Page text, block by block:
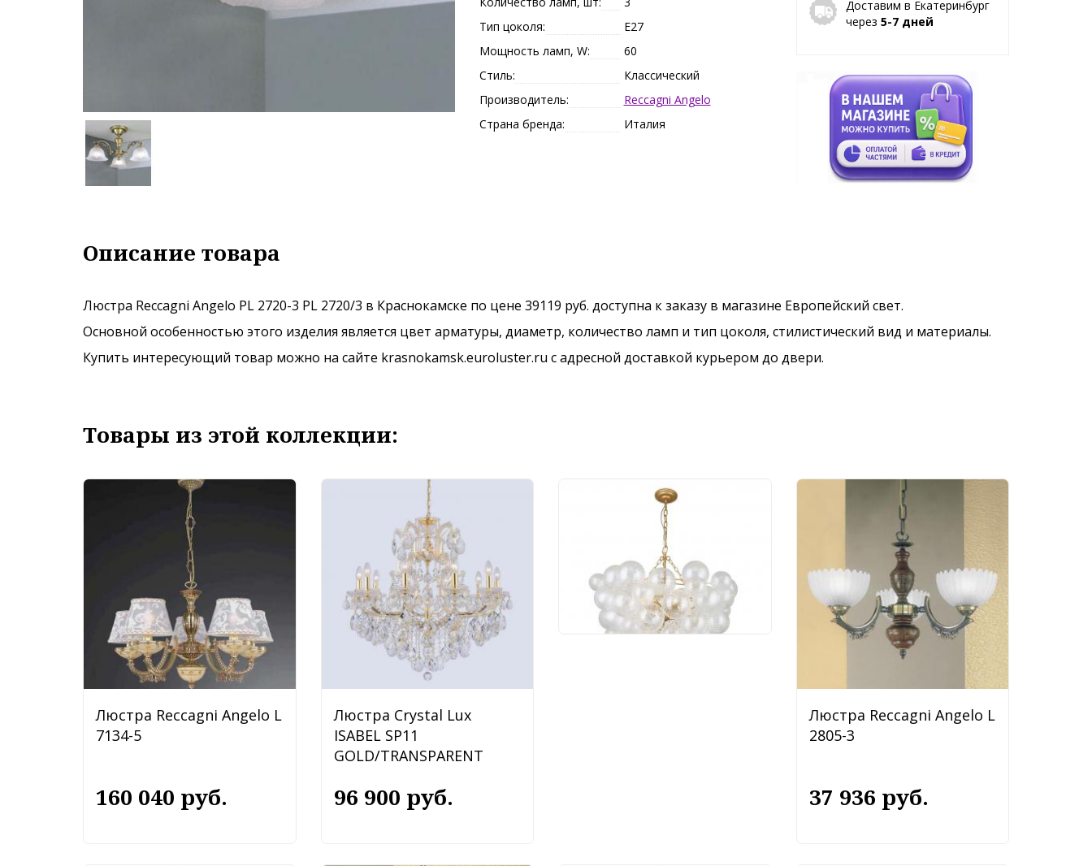
Тип цоколя:
E27
Мощность ламп, W:
60
Стиль:
Классический
Производитель:
Reccagni Angelo
Страна бренда:
Италия
Доставим в Екатеринбург
через 5-7 дней
Описание товара
Люстра Reccagni Angelo PL 2720-3 PL 2720/3 в Краснокамске по цене 39119 руб. доступна к заказу в магазине Европейский свет.
Основной особенностью этого изделия является цвет арматуры, диаметр, количество ламп и тип цоколя, стилистический вид и материалы.
Купить интересующий товар можно на сайте krasnokamsk.euroluster.ru с адресной доставкой курьером до двери.
Товары из этой коллекции:
Люстра Reccagni Angelo L
7134-5
160 040 руб.
Люстра Crystal Lux
ISABEL SP11
GOLD/TRANSPARENT
96 900 руб.
Люстра Favourite
Multibulla 4202-6P
91 620 руб.
Люстра Reccagni Angelo L
2805-3
37 936 руб.